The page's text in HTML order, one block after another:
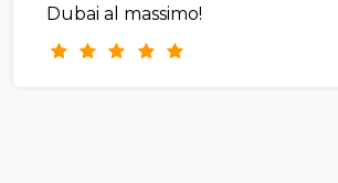
Dubai al massimo!